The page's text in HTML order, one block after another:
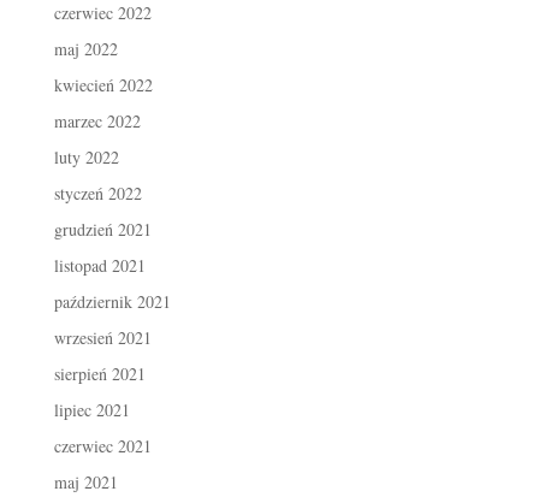
czerwiec 2022
maj 2022
kwiecień 2022
marzec 2022
luty 2022
styczeń 2022
grudzień 2021
listopad 2021
październik 2021
wrzesień 2021
sierpień 2021
lipiec 2021
czerwiec 2021
maj 2021